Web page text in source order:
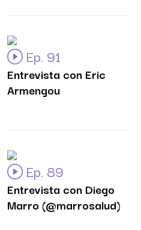
Ep. 91
Entrevista con Eric
Armengou
Ep. 89
Entrevista con Diego
Marro (@marrosalud)